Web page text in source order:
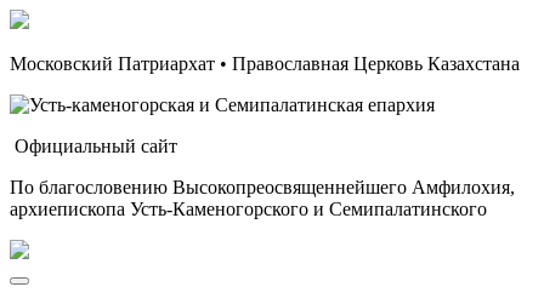
Московский Патриархат • Православная Церковь Казахстана
Официальный сайт
По благословению Высокопреосвященнейшего Амфилохия,
архиепископа Усть-Каменогорского и Семипалатинского